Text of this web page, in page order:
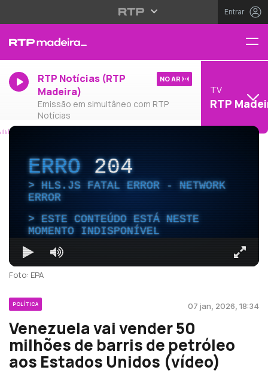
Entrar
RTP Notícias (RTP
Madeira)
Emissão em simultâneo com RTP
Notícias
NO AR
TV
RTP
ERRO204
HLS.JS FATAL ERROR - NETWORK
ERROR
ESTE CONTEÚDO ESTÁ NESTE
MOMENTO INDISPONÍVEL
Foto: EPA
POLÍTICA 07 jan, 2026, 18:34
Venezuela vai vender 50
milhões de barris de petróleo
aos Estados Unidos (vídeo)